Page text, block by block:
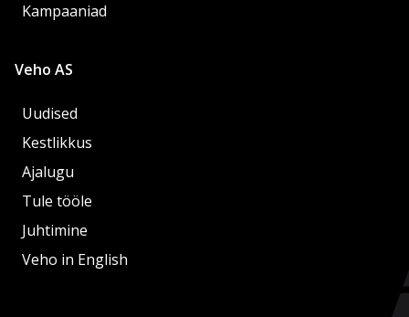
Kampaaniad
Veho AS
Uudised
Kestlikkus
Ajalugu
Tule tööle
Juhtimine
Veho in English